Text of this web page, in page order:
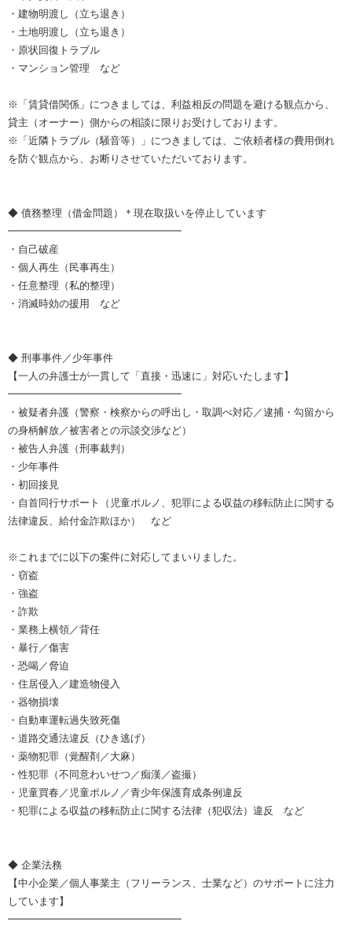
・建物明渡し（立ち退き）
・土地明渡し（立ち退き）
・原状回復トラブル
・マンション管理 など
※「賃貸借関係」につきましては、利益相反の問題を避ける観点から、
貸主（オーナー）側からの相談に限りお受けしております。
※「近隣トラブル（騒音等）」につきましては、ご依頼者様の費用倒れ
を防ぐ観点から、お断りさせていただいております。
◆ 債務整理（借金問題）＊現在取扱いを停止しています
━━━━━━━━━━━━━━━━━
・自己破産
・個人再生（民事再生）
・任意整理（私的整理）
・消滅時効の援用 など
◆ 刑事事件／少年事件
【一人の弁護士が一貫して「直接・迅速に」対応いたします】
━━━━━━━━━━━━━━━━━
・被疑者弁護（警察・検察からの呼出し・取調べ対応／逮捕・勾留から
の身柄解放／被害者との示談交渉など）
・被告人弁護（刑事裁判）
・少年事件
・初回接見
・自首同行サポート（児童ポルノ、犯罪による収益の移転防止に関する
法律違反、給付金詐欺ほか） など
※これまでに以下の案件に対応してまいりました。
・窃盗
・強盗
・詐欺
・業務上横領／背任
・暴行／傷害
・恐喝／脅迫
・住居侵入／建造物侵入
・器物損壊
・自動車運転過失致死傷
・道路交通法違反（ひき逃げ）
・薬物犯罪（覚醒剤／大麻）
・性犯罪（不同意わいせつ／痴漢／盗撮）
・児童買春／児童ポルノ／青少年保護育成条例違反
・犯罪による収益の移転防止に関する法律（犯収法）違反 など
◆ 企業法務
【中小企業／個人事業主（フリーランス、士業など）のサポートに注力
しています】
━━━━━━━━━━━━━━━━━